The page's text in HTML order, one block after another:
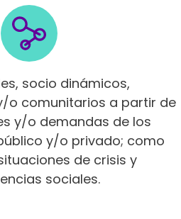
diferentes ámbitos
socio dinámicos,
o comunitarios a partir de
y/o demandas de los
y/o privado; como
de crisis y
sociales.